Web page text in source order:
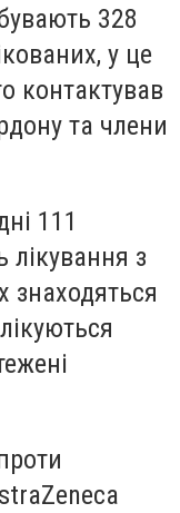
328
у це
контактував
та члени
111
лікування з
знаходяться